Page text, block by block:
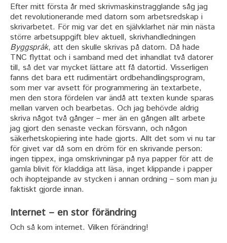
Efter mitt första år med skrivmaskinstragglande såg jag
det revolutionerande med datorn som arbetsredskap i
skrivarbetet. För mig var det en självklarhet när min nästa
större arbetsuppgift blev aktuell, skrivhandledningen
Byggspråk, att den skulle skrivas på datorn. Då hade
TNC flyttat och i samband med det inhandlat två datorer
till, så det var mycket lättare att få datortid. Visserligen
fanns det bara ett rudimentärt ordbehandlingsprogram,
som mer var avsett för programmering än textarbete,
men den stora fördelen var ändå att texten kunde sparas
mellan varven och bearbetas. Och jag behövde aldrig
skriva något två gånger – mer än en gången allt arbete
jag gjort den senaste veckan försvann, och någon
säkerhetskopiering inte hade gjorts. Allt det som vi nu tar
för givet var då som en dröm för en skrivande person:
ingen tippex, inga omskrivningar på nya papper för att de
gamla blivit för kladdiga att läsa, inget klippande i papper
och ihoptejpande av stycken i annan ordning – som man ju
faktiskt gjorde innan.
Internet – en stor förändring
Och så kom internet. Vilken förändring!